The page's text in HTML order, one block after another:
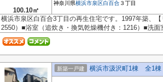
100.10㎡
神奈川県横浜市泉区白百合３丁目
横浜市泉区白百合3丁目の再生住宅です。1997年築、
2550）■浴室（追炊き・換気乾燥機付き：1216）■洗
新築一戸建 横浜市汲沢町1棟 全1棟